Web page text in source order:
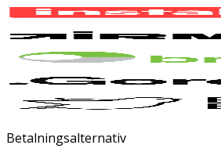
Betalningsalternativ